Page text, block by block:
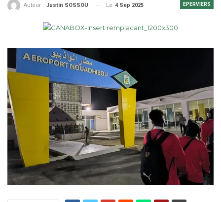
EPERVIERS
Auteur : Justin SOSSOU Le 4 Sep 2025